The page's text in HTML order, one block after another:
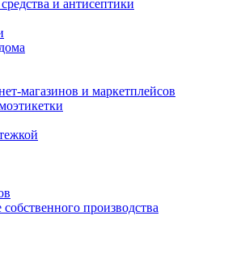
и антисептики
магазинов и маркетплейсов
производства